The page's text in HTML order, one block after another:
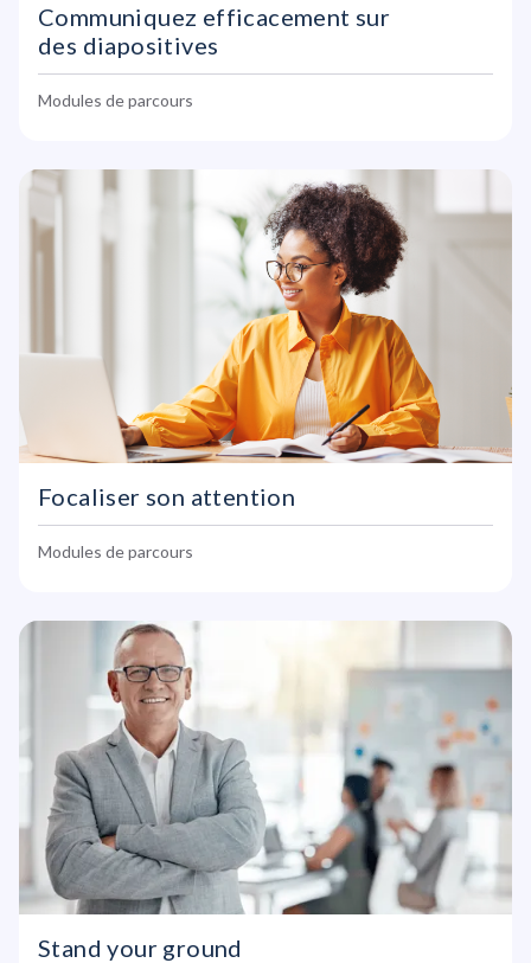
Communiquez efficacement sur
des diapositives
Modules de parcours
Focaliser son attention
Modules de parcours
Stand your ground